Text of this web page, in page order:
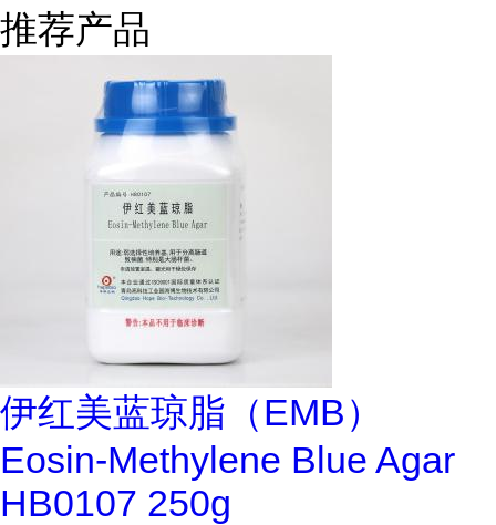
推荐产品
伊红美蓝琼脂（EMB）
Eosin-Methylene Blue Agar
HB0107 250g